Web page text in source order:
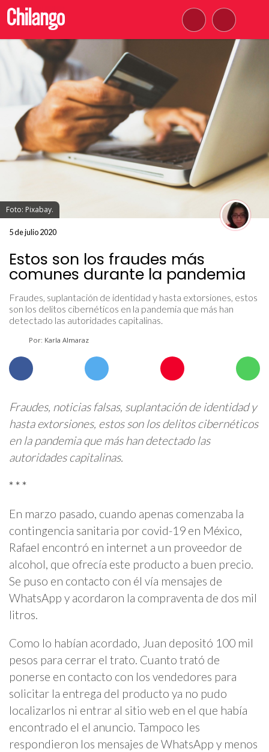
Foto: Pixabay.
5 de julio 2020
Estos son los fraudes más
comunes durante la pandemia
Fraudes, suplantación de identidad y hasta extorsiones, estos
son los delitos cibernéticos en la pandemia que más han
detectado las autoridades capitalinas.
Por: Karla Almaraz
Fraudes, noticias falsas, suplantación de identidad y
hasta extorsiones, estos son los delitos cibernéticos
en la pandemia que más han detectado las
autoridades capitalinas.
* * *
En marzo pasado, cuando apenas comenzaba la
contingencia sanitaria por covid-19 en México,
Rafael encontró en internet a un proveedor de
alcohol, que ofrecía este producto a buen precio.
Se puso en contacto con él vía mensajes de
WhatsApp y acordaron la compraventa de dos mil
litros.
Como lo habían acordado, Juan depositó 100 mil
pesos para cerrar el trato. Cuanto trató de
ponerse en contacto con los vendedores para
solicitar la entrega del producto ya no pudo
localizarlos ni entrar al sitio web en el que había
encontrado el el anuncio. Tampoco les
respondieron los mensajes de WhatsApp y menos